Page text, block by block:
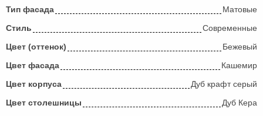
Тип фасада
Матовые
Стиль
Современные
Цвет (оттенок)
Бежевый
Цвет фасада
Кашемир
Цвет корпуса
Дуб крафт серый
Цвет столешницы
Дуб Кера